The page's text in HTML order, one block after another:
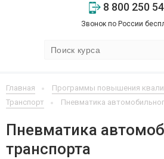
8 800 250
Звонок по России
Главная
Программы повышения
Транспорт
Пневматика
Пневматика
транспорта